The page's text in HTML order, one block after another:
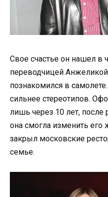
Свое счастье он нашел в
переводчицей
познакомился в
сильнее стереотипов.
лишь через 10 лет,
она смогла изменить его
закрыл московские
семье.